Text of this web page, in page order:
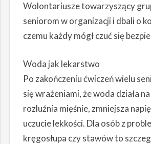
Wolontariusze towarzyszący
seniorom w organizacji i dbali o
czemu każdy mógł czuć się
Woda jak lekarstwo
Po zakończeniu ćwiczeń wielu
się wrażeniami, że woda działa
rozluźnia mięśnie, zmniejsza
uczucie lekkości. Dla osób z
kręgosłupa czy stawów to